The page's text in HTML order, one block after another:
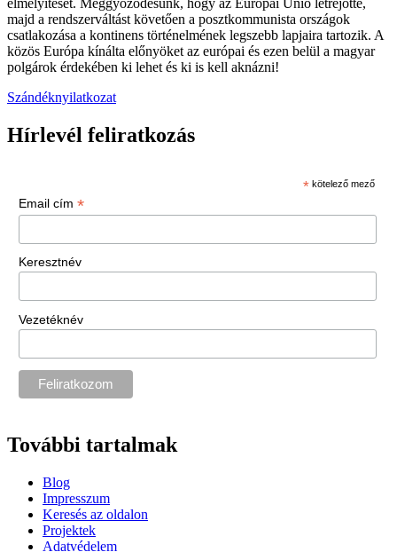
elmélyítését. Meggyőződésünk, hogy az Európai Unió létrejötte,
majd a rendszerváltást követően a posztkommunista országok
csatlakozása a kontinens történelmének legszebb lapjaira tartozik. A
közös Európa kínálta előnyöket az európai és ezen belül a magyar
polgárok érdekében ki lehet és ki is kell aknázni!
Szándéknyilatkozat
Hírlevél feliratkozás
* kötelező mező
Email cím *
Keresztnév
Vezetéknév
További tartalmak
Blog
Impresszum
Keresés az oldalon
Projektek
Adatvédelem